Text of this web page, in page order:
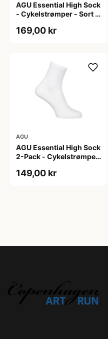
AGU Essential High Sock
- Cykelstrømper - Sort -
169,00 kr
AGU
AGU Essential High Sock
2-Pack - Cykelstrømper
149,00 kr